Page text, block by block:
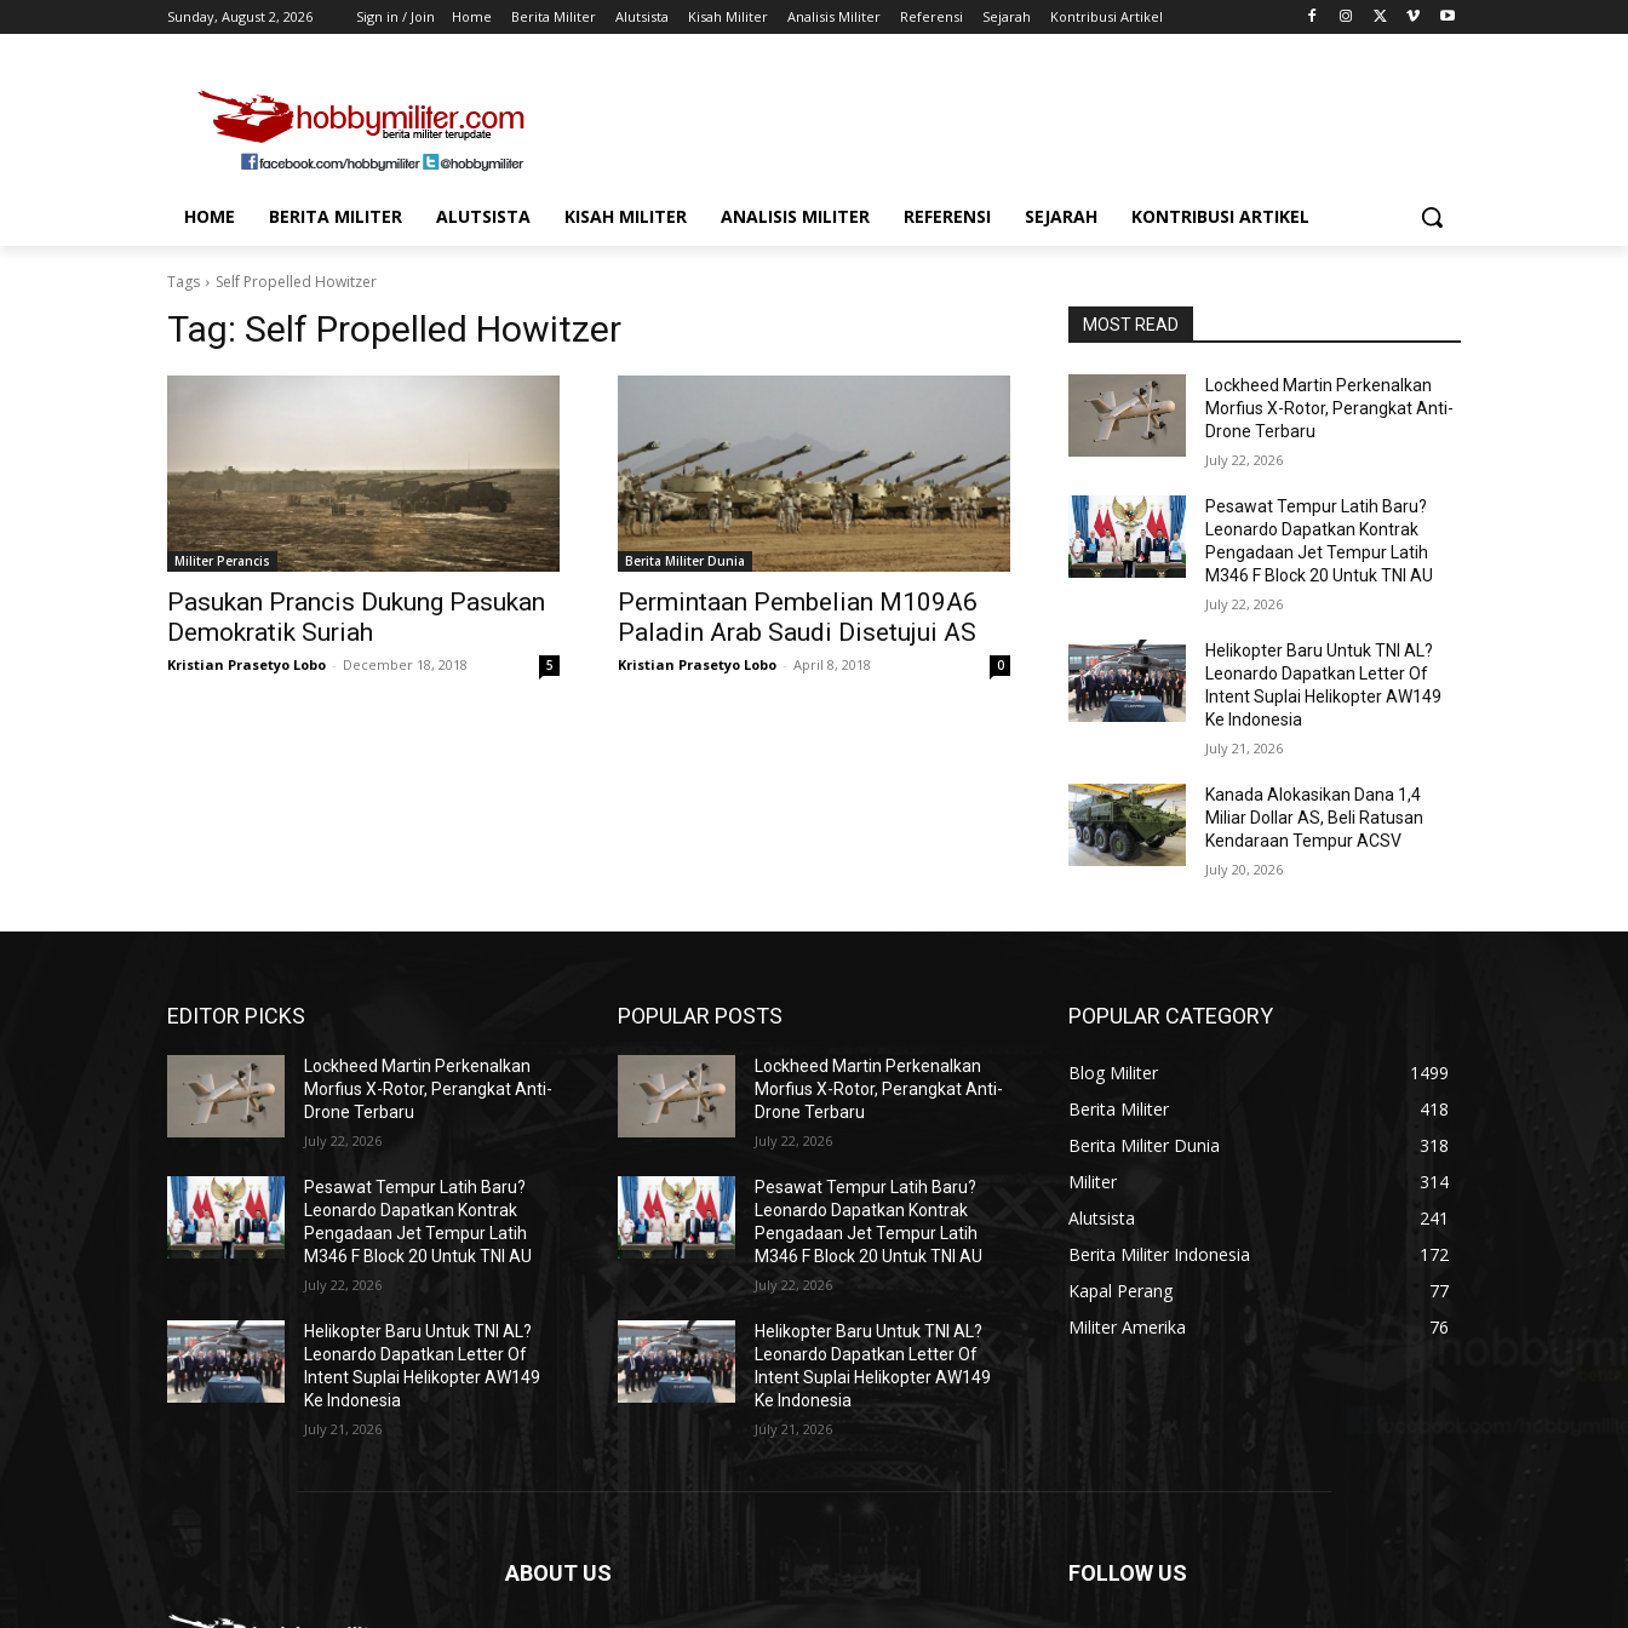
Sunday, August 2, 2026 Sign in / Join Home Berita Militer Alutsista Kisah Militer Analisis Militer Referensi Sejarah Kontribusi Artikel
HOME BERITA MILITER ALUTSISTA KISAH MILITER ANALISIS MILITER REFERENSI SEJARAH KONTRIBUSI ARTIKEL
Tags Self Propelled Howitzer
Tag: Self Propelled Howitzer
Militer Perancis
Pasukan Prancis Dukung Pasukan
Demokratik Suriah
Kristian Prasetyo Lobo - December 18, 2018 5
Berita Militer Dunia
Permintaan Pembelian M109A6
Paladin Arab Saudi Disetujui AS
Kristian Prasetyo Lobo - April 8, 2018 0
MOST READ
Lockheed Martin Perkenalkan
Morfius X-Rotor, Perangkat Anti-
Drone Terbaru
July 22, 2026
Pesawat Tempur Latih Baru?
Leonardo Dapatkan Kontrak
Pengadaan Jet Tempur Latih
M346 F Block 20 Untuk TNI AU
July 22, 2026
Helikopter Baru Untuk TNI AL?
Leonardo Dapatkan Letter Of
Intent Suplai Helikopter AW149
Ke Indonesia
July 21, 2026
Kanada Alokasikan Dana 1,4
Miliar Dollar AS, Beli Ratusan
Kendaraan Tempur ACSV
July 20, 2026
EDITOR PICKS
Lockheed Martin Perkenalkan
Morfius X-Rotor, Perangkat Anti-
Drone Terbaru
July 22, 2026
Pesawat Tempur Latih Baru?
Leonardo Dapatkan Kontrak
Pengadaan Jet Tempur Latih
M346 F Block 20 Untuk TNI AU
July 22, 2026
Helikopter Baru Untuk TNI AL?
Leonardo Dapatkan Letter Of
Intent Suplai Helikopter AW149
Ke Indonesia
July 21, 2026
POPULAR POSTS
Lockheed Martin Perkenalkan
Morfius X-Rotor, Perangkat Anti-
Drone Terbaru
July 22, 2026
Pesawat Tempur Latih Baru?
Leonardo Dapatkan Kontrak
Pengadaan Jet Tempur Latih
M346 F Block 20 Untuk TNI AU
July 22, 2026
Helikopter Baru Untuk TNI AL?
Leonardo Dapatkan Letter Of
Intent Suplai Helikopter AW149
Ke Indonesia
July 21, 2026
POPULAR CATEGORY
Blog Militer
1499
Berita Militer
418
Berita Militer Dunia
318
Militer
314
Alutsista
241
Berita Militer Indonesia
172
Kapal Perang
77
Militer Amerika
76
ABOUT US FOLLOW US